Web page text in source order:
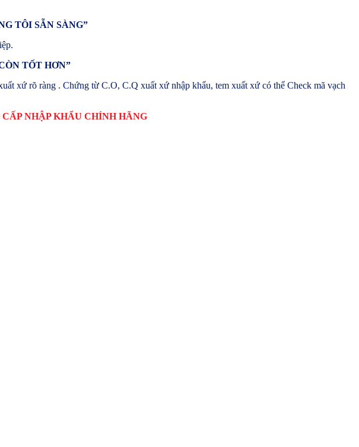
TÔI SẴN SÀNG”
TỐT HƠN”
xứ rõ ràng . Chứng từ C.O, C.Q xuất xứ nhập khẩu, tem xuất xứ có thể Check mã vạch
NHẬP KHẨU CHÍNH HÃNG